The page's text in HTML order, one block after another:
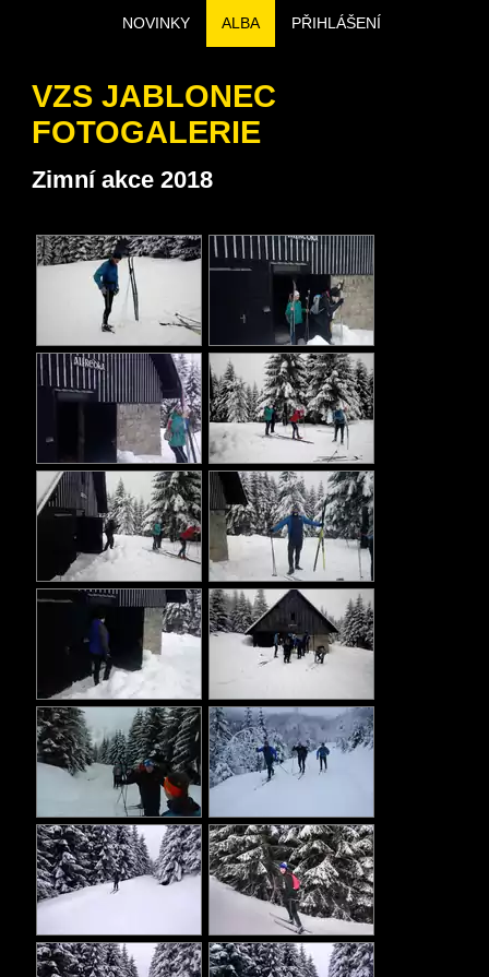
NOVINKY ALBA PŘIHLÁŠENÍ
VZS JABLONEC
FOTOGALERIE
Zimní akce 2018